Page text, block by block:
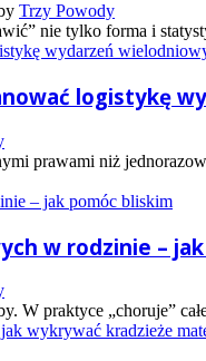
Trzy Powody
nie tylko forma i
logistykę
prawami niż
w rodzinie –
W praktyce „choruje”